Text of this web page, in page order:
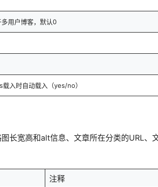
用户博客，默认0
入时自动载入（yes/no）
长宽高和alt信息、文章所在分类的URL
注释